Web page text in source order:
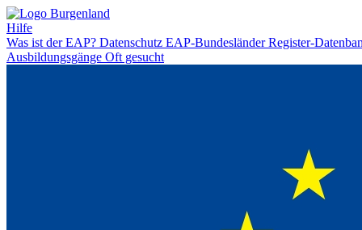
Hilfe
Was ist der EAP? Datenschutz EAP-BundesländerRegister-
Ausbildungsgänge Oft gesucht